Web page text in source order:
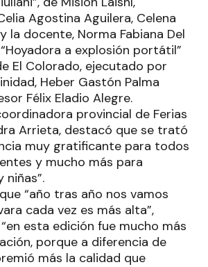
Agostina Aguilera, Celena
la docente, Norma Fabiana Del
a explosión portátil”
El Colorado, ejecutado por
Heber Gastón Palma
Félix Eladio Alegre.
provincial de Ferias
Arrieta, destacó que se trató
muy gratificante para todos
y mucho más para
niñas”.
“año tras año nos vamos
cada vez es más alta”,
esta edición fue mucho más
porque a diferencia de
más la calidad que